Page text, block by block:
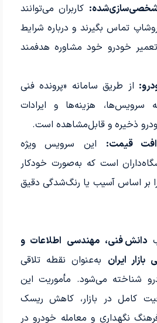
شخصی‌سازی‌شده: کاربران می‌توانند
تماس بگیرند و درباره شرایط
خودرو خود مشاوره هدفمند
از طریق سامانه «پرونده فنی
سرویس‌ها، هزینه‌ها و ایرادات
ذخیره و قابل‌مشاهده است.
قیمت: این سرویس ویژه
است که به‌صورت خودکار
بر اساس آسیب یا رنگ‌شدگی دقیق
دانش فنی، مهندسی اطلاعات و
ایران به‌عنوان نقطه تلاقی
شناخته می‌شود. مأموریت این
کامل در بازار، کاهش ریسک
نگهداری و معامله خودرو در